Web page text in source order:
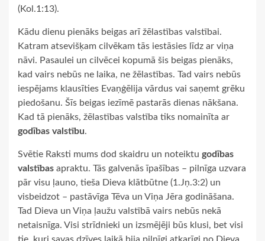
(Kol.1:13).
Kādu dienu pienāks beigas arī žēlastības valstībai.
Katram atsevišķam cilvēkam tās iestāsies līdz ar viņa
nāvi. Pasaulei un cilvēcei kopumā šis beigas pienāks,
kad vairs nebūs ne laika, ne žēlastības. Tad vairs nebūs
iespējams klausīties Evaņģēlija vārdus vai saņemt grēku
piedošanu. Šīs beigas iezīmē pastarās dienas nākšana.
Kad tā pienāks, žēlastības valstība tiks nomainīta ar
godības valstību.
Svētie Raksti mums dod skaidru un noteiktu godības
valstības apraktu. Tās galvenās īpašības – pilnīga uzvara
pār visu ļauno, tieša Dieva klātbūtne (1.Jņ.3:2) un
visbeidzot – pastāvīga Tēva un Viņa Jēra godināšana.
Tad Dieva un Viņa ļaužu valstībā vairs nebūs nekā
netaisnīga. Visi strīdnieki un izsmējēji būs klusi, bet visi